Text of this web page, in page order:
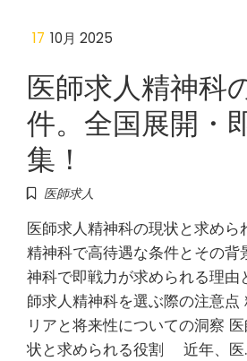
17 10月 2025
医師求人精神科
件。全国展開・
集！
医師求人
医師求人精神科の現状と求めら
精神科で高待遇な条件とその背
神科で即戦力が求められる理由
師求人精神科を選ぶ際の注意点
リアと将来性についての洞察
状と求められる役割 近年、